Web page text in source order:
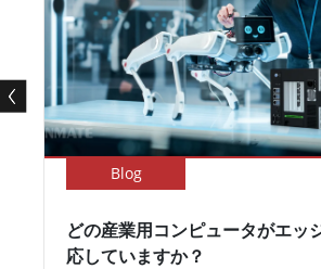
Blog
どの産業用コンピュータがエッ
応していますか？